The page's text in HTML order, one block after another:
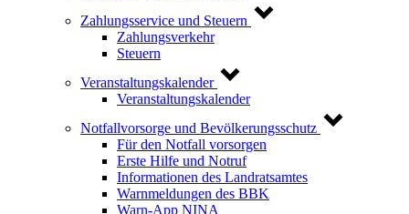
Zahlungsservice und Steuern
Zahlungsverkehr
Steuern
Veranstaltungskalender
Veranstaltungskalender
Notfallvorsorge und Bevölkerungsschutz
Für den Notfall vorsorgen
Erste Hilfe und Notruf
Informationen des Landratsamtes
Warnmeldungen des BBK
Warn-App NINA